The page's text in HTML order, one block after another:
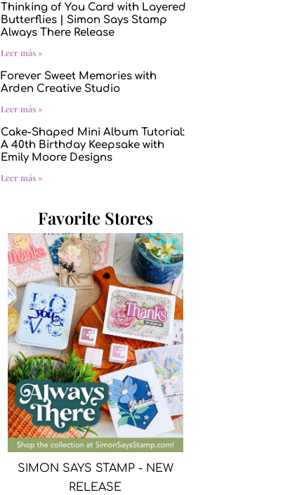
Thinking of You Card with Layered
Butterflies | Simon Says Stamp
Always There Release
Leer más »
Forever Sweet Memories with
Arden Creative Studio
Leer más »
Cake-Shaped Mini Album Tutorial:
A 40th Birthday Keepsake with
Emily Moore Designs
Leer más »
Favorite Stores
SIMON SAYS STAMP - NEW
RELEASE